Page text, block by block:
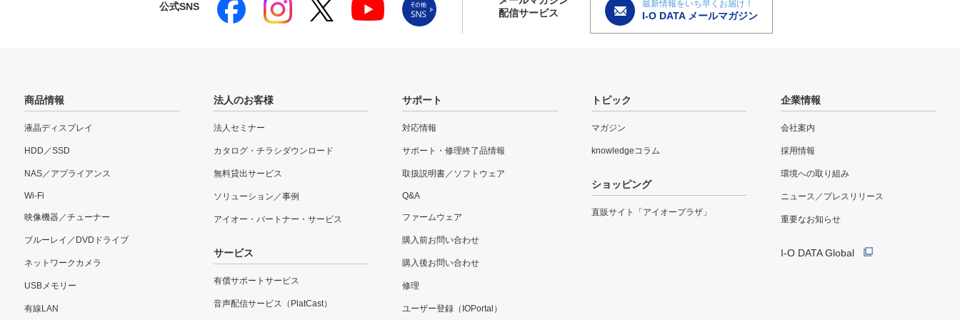
公式SNS
配信サービス
最新情報をいち早くお届け！
I-O DATA メールマガジン
商品情報
液晶ディスプレイ
HDD／SSD
NAS／アプライアンス
Wi-Fi
映像機器／チューナー
ブルーレイ／DVDドライブ
ネットワークカメラ
USBメモリー
有線LAN
法人のお客様
法人セミナー
カタログ・チラシダウンロード
無料貸出サービス
ソリューション／事例
アイオー・パートナー・サービス
サービス
有償サポートサービス
音声配信サービス（PlatCast）
サポート
対応情報
サポート・修理終了品情報
取扱説明書／ソフトウェア
Q&A
ファームウェア
購入前お問い合わせ
購入後お問い合わせ
修理
ユーザー登録（IOPortal）
トピック
マガジン
knowledgeコラム
ショッピング
直販サイト「アイオープラザ」
企業情報
会社案内
採用情報
環境への取り組み
ニュース／プレスリリース
重要なお知らせ
I-O DATA Global